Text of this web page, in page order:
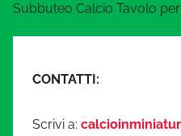
Subbuteo Calcio Tavolo
CONTATTI:
Scrivi a: